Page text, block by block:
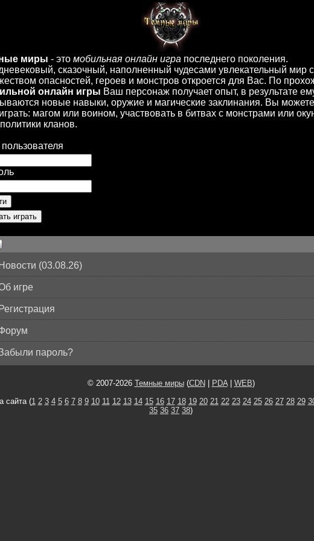
миры - это мобильная онлайн игра последнего поколения.
сказочный, наполненный чудесами увлекательный мир
опасностей, героев и монстров откроется для Вас. По
онлайн игры Ваш персонаж получает опыт, в результате
новые навыки, оружие и магические заклинания. Вы
магом или воином, участвовать в битвах с монстрами или
кланов.
Новости (03.08.26)
игре
Регистрация
пароль?
© 2007-2026 Темные миры(CDN| PDA| WEB)
сайта (1 2 3 4 5 6 7 8 9 10 11 12 13 14 15 16 17 18 19 20 21 22 23 24 25 26 27 28 29
35 36 37 38)